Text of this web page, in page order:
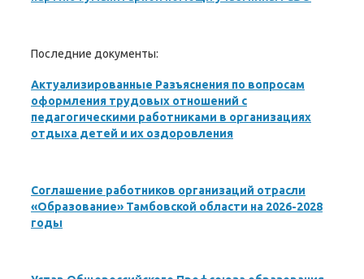
Последние документы:
Актуализированные Разъяснения по вопросам
оформления трудовых отношений с
педагогическими работниками в организациях
отдыха детей и их оздоровления
Соглашение работников организаций отрасли
«Образование» Тамбовской области на 2026-2028
годы